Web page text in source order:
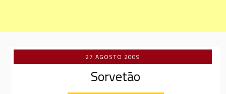
27 AGOSTO 2009
Sorvetão